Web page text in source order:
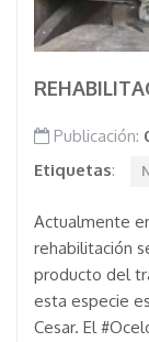
Publicación:
Etiquetas:
Actualmente
rehabilitación
producto del
esta especie
Cesar. El